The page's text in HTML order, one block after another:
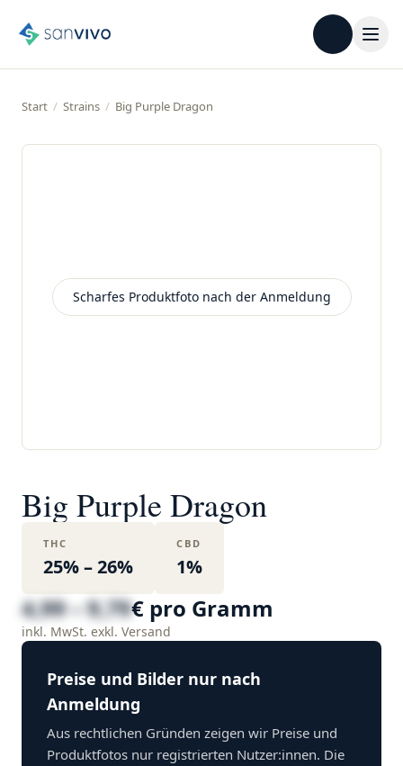
Start / Strains / Big Purple Dragon
Scharfes Produktfoto nach der Anmeldung
Big Purple Dragon
THC
25% – 26%
CBD
1%
4,99 – 9,79€ pro Gramm
inkl. MwSt. exkl. Versand
Preise und Bilder nur nach
Anmeldung
Aus rechtlichen Gründen zeigen wir Preise und
Produktfotos nur registrierten Nutzer:innen. Die